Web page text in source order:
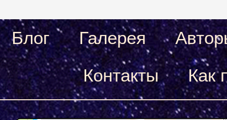
Блог Галерея
Контакты
Как